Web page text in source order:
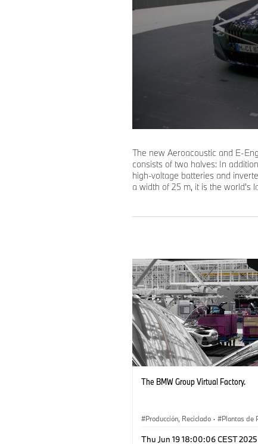
of
0
seconds
Volume
90%
The new Aeroacoustic and E-
consists of two halves: In
high-voltage batteries and
a width of 25 m, it is the world's
The BMW Group Virtual Factory.
Producción, Reciclado ·
Plantas de
Thu Jun 19 18:00:06 CEST 2025